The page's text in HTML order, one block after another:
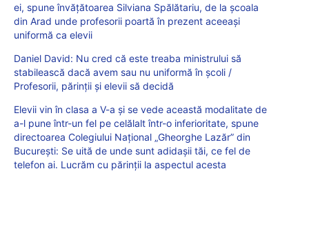
ei, spune învățătoarea Silviana Spălătariu, de la școala
din Arad unde profesorii poartă în prezent aceeaşi
uniformă ca elevii
Daniel David: Nu cred că este treaba ministrului să
stabilească dacă avem sau nu uniformă în școli /
Profesorii, părinții și elevii să decidă
Elevii vin în clasa a V-a și se vede această modalitate de
a-l pune într-un fel pe celălalt într-o inferioritate, spune
directoarea Colegiului Național „Gheorghe Lazăr” din
București: Se uită de unde sunt adidașii tăi, ce fel de
telefon ai. Lucrăm cu părinții la aspectul acesta